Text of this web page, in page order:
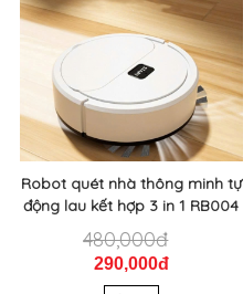
Robot quét nhà thông minh tự
động lau kết hợp 3 in 1 RB004
480,000đ
290,000đ